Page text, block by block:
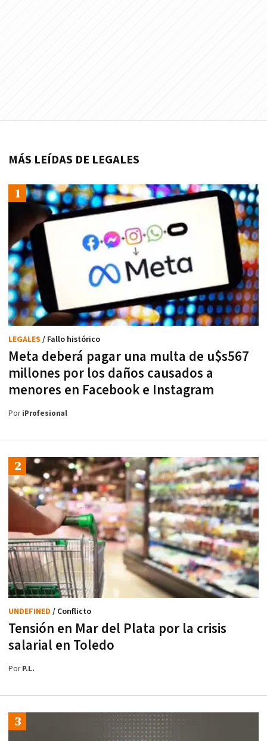
MÁS LEÍDAS DE LEGALES
Meta deberá pagar una multa de u$s567
millones por los daños causados a
menores en Facebook e Instagram
LEGALES / Fallo histórico
PoriProfesional
Tensión en Mar del Plata por la crisis
salarial en Toledo
UNDEFINED / Conflicto
PorP.L.